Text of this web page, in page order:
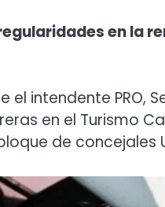
en la
intendente PRO,
en el Turismo
de concejales